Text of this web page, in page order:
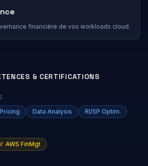
financière de vos workloads cloud.
& CERTIFICATIONS
Data Analysis RI/SP Optim.
AWS FinMgt